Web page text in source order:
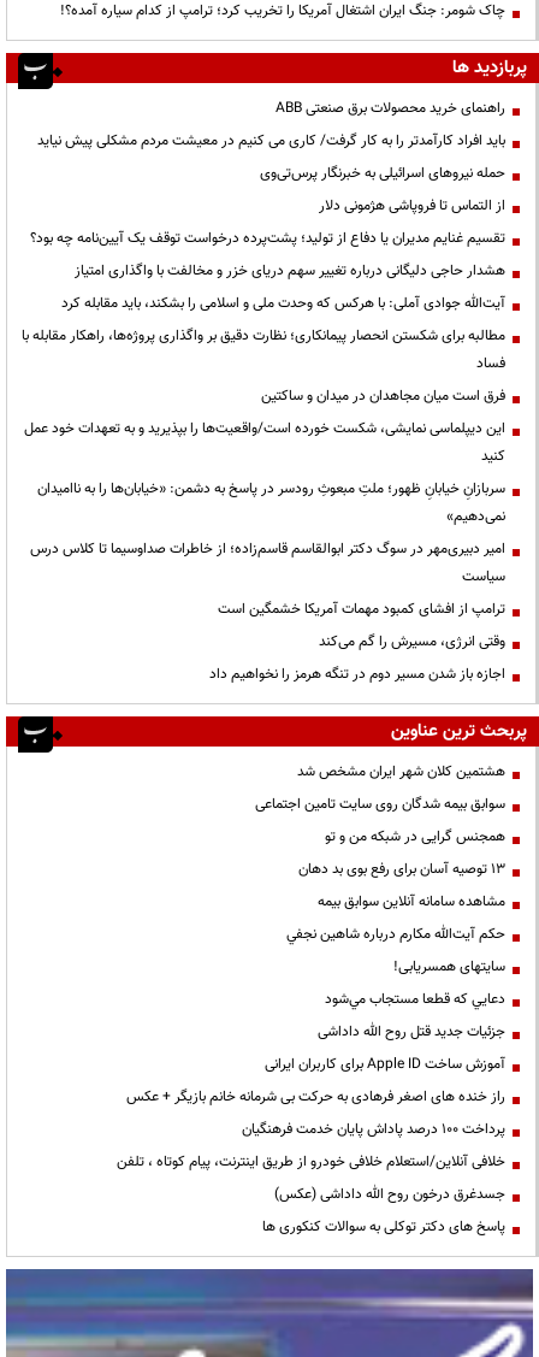
چاک شومر: جنگ ایران اشتغال آمریکا را تخریب کرد؛ ترامپ از کدام سیاره آمده؟!
پربازدید ها
راهنمای خرید محصولات برق صنعتی ABB
باید افراد کارآمدتر را به کار گرفت/ کاری می کنیم در معیشت مردم مشکلی پیش نیاید
حمله نیروهای اسرائیلی به خبرنگار پرس‌تی‌وی
از التماس تا فروپاشی هژمونی دلار
تقسیم غنایم مدیران یا دفاع از تولید؛ پشت‌پرده درخواست توقف یک آیین‌نامه چه بود؟
هشدار حاجی دلیگانی درباره تغییر سهم دریای خزر و مخالفت با واگذاری امتیاز
آیت‌الله جوادی آملی: با هرکس که وحدت ملی و اسلامی را بشکند، باید مقابله کرد
مطالبه برای شکستن انحصار پیمانکاری؛ نظارت دقیق بر واگذاری پروژه‌ها، راهکار مقابله با
فساد
فرق است میان مجاهدان در میدان و ساکتین
این دیپلماسی نمایشی، شکست خورده است/واقعیت‌ها را بپذیرید و به تعهدات خود عمل
کنید
سربازانِ خیابانِ ظهور؛ ملتِ مبعوثِ رودسر در پاسخ به دشمن: «خیابان‌ها را به ناامیدان
نمی‌دهیم»
امیر دبیری‌مهر در سوگ دکتر ابوالقاسم قاسم‌زاده؛ از خاطرات صداوسیما تا کلاس درس
سیاست
ترامپ از افشای کمبود مهمات آمریکا خشمگین است
وقتی انرژی، مسیرش را گم می‌کند
اجازه باز شدن مسیر دوم در تنگه هرمز را نخواهیم داد
پربحث ترین عناوین
هشتمین کلان شهر ایران مشخص شد
سوابق بیمه شدگان روی سایت تامین اجتماعی
همجنس گرایی در شبکه من و تو
13 توصیه آسان برای رفع بوی بد دهان
مشاهده سامانه آنلاين سوابق بیمه
حكم آيت‌الله مكارم درباره شاهين نجفي
سایتهای همسریابی!
دعايي كه قطعا مستجاب مي‌شود
جزئیات جدید قتل روح الله داداشی
آموزش ساخت Apple ID برای کاربران ایرانی
راز خنده های اصغر فرهادی به حرکت بی شرمانه خانم بازیگر + عکس
پرداخت ۱۰۰ درصد پاداش پایان خدمت فرهنگیان
خلافی آنلاین/استعلام خلافی خودرو از طریق اینترنت، پیام کوتاه ، تلفن
جسدغرق درخون روح الله داداشی (عکس)
پاسخ های دکتر توکلی به سوالات کنکوری ها